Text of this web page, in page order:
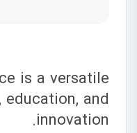
is a versatile
and
innovation.